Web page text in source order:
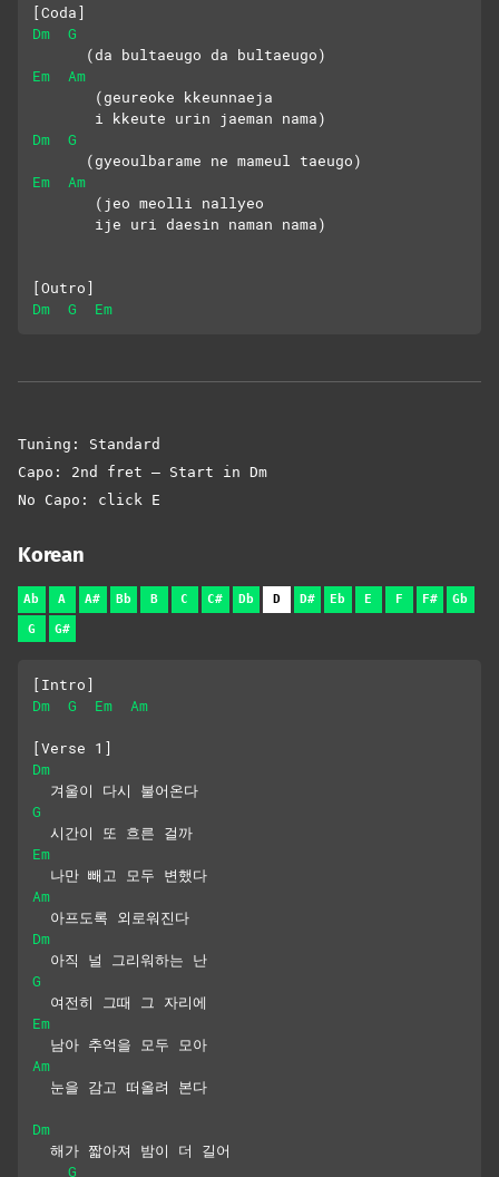
[Coda]
Dm
G
      (da bultaeugo da bultaeugo)
Em
Am
       (geureoke kkeunnaeja
       i kkeute urin jaeman nama)
Dm
G
      (gyeoulbarame ne mameul taeugo)
Em
Am
       (jeo meolli nallyeo
       ije uri daesin naman nama)
[Outro]
Dm
G Em
Tuning: Standard
Capo: 2nd fret – Start in Dm
No Capo: click E
Korean
Ab A A# Bb B C C# Db D D# Eb E F F# Gb
G G#
[Intro]
Dm
G Em Am
[Verse 1]
Dm
  겨울이 다시 불어온다
G
  시간이 또 흐른 걸까
Em
  나만 빼고 모두 변했다
Am
  아프도록 외로워진다
Dm
  아직 널 그리워하는 난
G
  여전히 그때 그 자리에
Em
  남아 추억을 모두 모아
Am
  눈을 감고 떠올려 본다
Dm
  해가 짧아져 밤이 더 길어
G